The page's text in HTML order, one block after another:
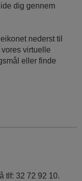
dig gennem
nederst til
virtuelle
eller finde
tlf: 32 72 92 10.